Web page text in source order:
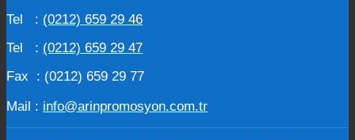
Tel : (0212) 659 29 46
Tel : (0212) 659 29 47
Fax : (0212) 659 29 77
Mail : info@arinpromosyon.com.tr